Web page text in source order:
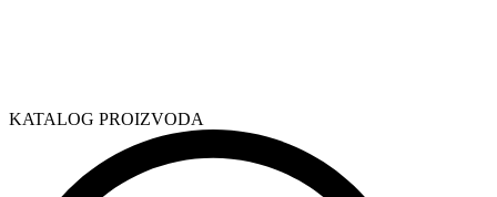
KATALOG PROIZVODA